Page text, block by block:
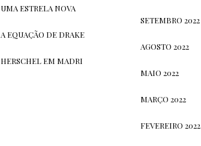
UMA ESTRELA NOVA
A EQUAÇÃO DE DRAKE
HERSCHEL EM MADRI
SETEMBRO 2022
AGOSTO 2022
MAIO 2022
MARÇO 2022
FEVEREIRO 2022